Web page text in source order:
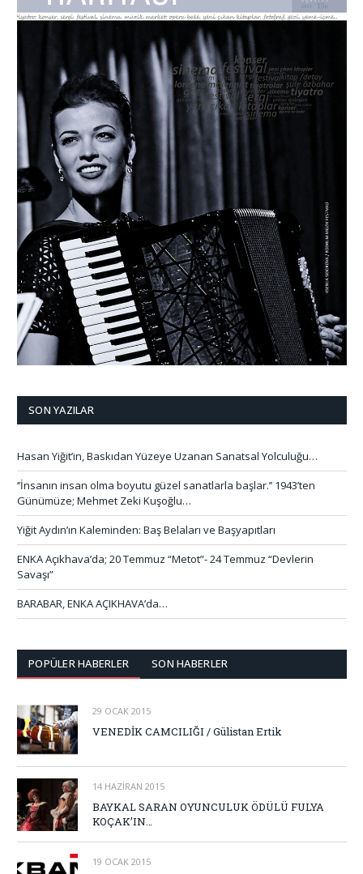
SON YAZILAR
Hasan Yiğit’in, Baskıdan Yüzeye Uzanan Sanatsal Yolculuğu…
‘’İnsanın insan olma boyutu güzel sanatlarla başlar.’’ 1943’ten
Günümüze; Mehmet Zeki Kuşoğlu…
Yiğit Aydın’ın Kaleminden: Baş Belaları ve Başyapıtları
ENKA Açıkhava’da; 20 Temmuz “Metot”- 24 Temmuz “Devlerin
Savaşı”
BARABAR, ENKA AÇIKHAVA’da…
POPÜLER HABERLER SON HABERLER
29 OCAK 2015
VENEDİK CAMCILIĞI / Gülistan Ertik
14 HAZIRAN 2015
BAYKAL SARAN OYUNCULUK ÖDÜLÜ FULYA
KOÇAK’IN…
19 OCAK 2015